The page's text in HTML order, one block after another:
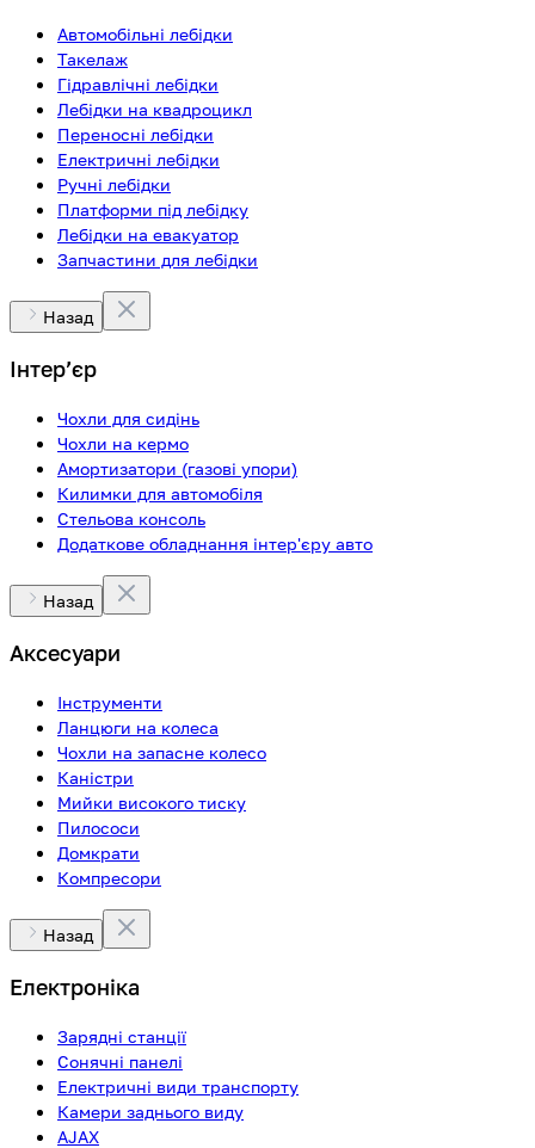
Автомобільні лебідки
Такелаж
Гідравлічні лебідки
Лебідки на квадроцикл
Переносні лебідки
Електричні лебідки
Ручні лебідки
Платформи під лебідку
Лебідки на евакуатор
Запчастини для лебідки
Назад
Інтерʼєр
Чохли для сидінь
Чохли на кермо
Амортизатори (газові упори)
Килимки для автомобіля
Стельова консоль
Додаткове обладнання інтер'єру авто
Назад
Аксесуари
Інструменти
Ланцюги на колеса
Чохли на запасне колесо
Каністри
Мийки високого тиску
Пилососи
Домкрати
Компресори
Назад
Електроніка
Зарядні станції
Сонячні панелі
Електричні види транспорту
Камери заднього виду
AJAX